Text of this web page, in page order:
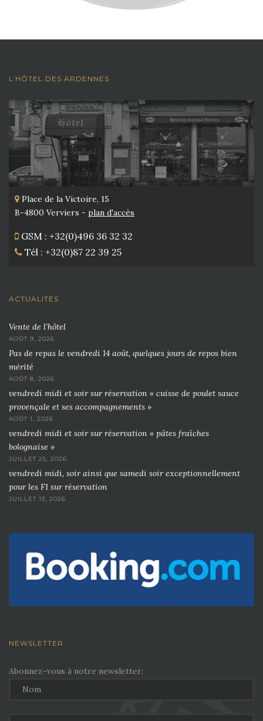
L’HÔTEL DES ARDENNES
Place de la Victoire, 15
B-4800 Verviers - plan d'accès
GSM : +32(0)496 36 32 32
Tél : +32(0)87 22 39 25
ACTUALITÉS
Vente de l’hôtel
AOÛT 9, 2026
Pas de repas le vendredi 14 août, quelques jours de repos bien
mérité
AOÛT 8, 2026
vendredi midi et soir sur réservation « cuisse de poulet sauce
provençale et ses accompagnements »
AOÛT 1, 2026
vendredi midi et soir sur réservation « pâtes fraîches
bolognaise »
JUILLET 25, 2026
vendredi midi, soir ainsi que samedi soir exceptionnellement
pour les F1 sur réservation
JUILLET 13, 2026
NEWSLETTER
Abonnez-vous à notre newsletter: